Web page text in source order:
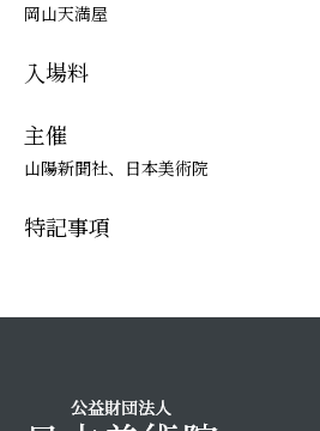
岡山天満屋
入場料
主催
山陽新聞社、日本美術院
特記事項